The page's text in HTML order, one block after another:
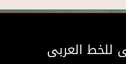
للخط العربى